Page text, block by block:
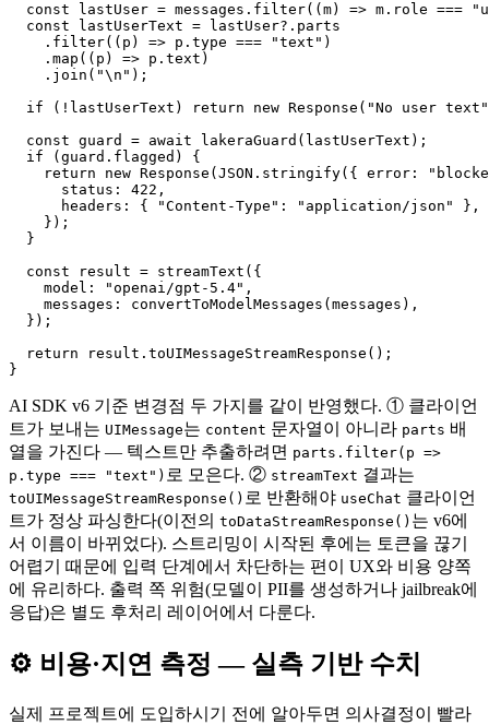
const lastUser = messages.filter((m) => m.role ===
  const lastUserText = lastUser?.parts
    .filter((p) => p.type === "text")
    .map((p) => p.text)
    .join("\n");
if (!lastUserText) return new Response("No user
  const guard = await lakeraGuard(lastUserText);
  if (guard.flagged) {
return new Response(JSON.stringify({ error:
      status: 422,
      headers: { "Content-Type": "application/json" },
    });
  }
  const result = streamText({
    model: "openai/gpt-5.4",
    messages: convertToModelMessages(messages),
  });
  return result.toUIMessageStreamResponse();
AI SDK v6 기준 변경점 두 가지를 같이 반영했다. ① 클라이언
트가 보내는 UIMessage는 content 문자열이 아니라 parts 배
열을 가진다 — 텍스트만 추출하려면 parts.filter(p =>
p.type === "text") 로 모은다. ② streamText 결과는
toUIMessageStreamResponse() 로 반환해야 useChat 클라이언
트가 정상 파싱한다(이전의 toDataStreamResponse() 는 v6에
서 이름이 바뀌었다). 스트리밍이 시작된 후에는 토큰을 끊기
어렵기 때문에 입력 단계에서 차단하는 편이 UX와 비용 양쪽
에 유리하다. 출력 쪽 위험(모델이 PII를 생성하거나 jailbreak에
응답)은 별도 후처리 레이어에서 다룬다.
⚙️ 비용·지연 측정 — 실측 기반 수치
실제 프로젝트에 도입하시기 전에 알아두면 의사결정이 빨라